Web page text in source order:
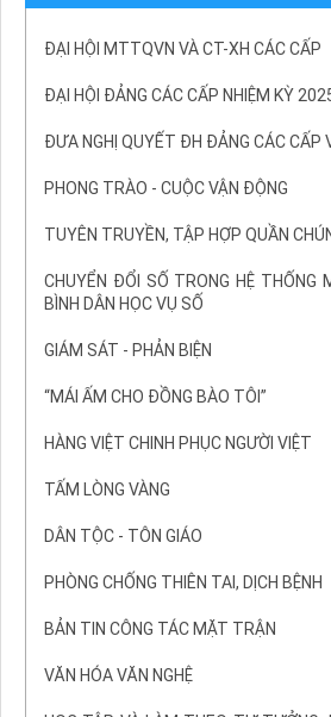
ĐẠI HỘI MTTQVN VÀ CT-XH CÁC CẤP
ĐẠI HỘI ĐẢNG CÁC CẤP NHIỆM KỲ
ĐƯA NGHỊ QUYẾT ĐH ĐẢNG CÁC CẤP
PHONG TRÀO - CUỘC VẬN ĐỘNG
TUYÊN TRUYỀN, TẬP HỢP QUẦN
CHUYỂN ĐỔI SỐ TRONG HỆ THỐNG
BÌNH DÂN HỌC VỤ SỐ
GIÁM SÁT - PHẢN BIỆN
“MÁI ẤM CHO ĐỒNG BÀO TÔI”
HÀNG VIỆT CHINH PHỤC NGƯỜI VIỆT
TẤM LÒNG VÀNG
DÂN TỘC - TÔN GIÁO
PHÒNG CHỐNG THIÊN TAI, DỊCH BỆNH
BẢN TIN CÔNG TÁC MẶT TRẬN
VĂN HÓA VĂN NGHỆ